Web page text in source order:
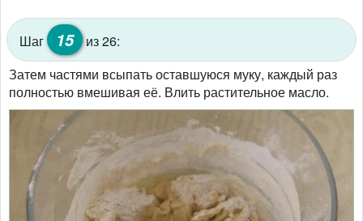
Шаг 15 из 26:
Затем частями всыпать оставшуюся муку, каждый раз
полностью вмешивая её. Влить растительное масло.